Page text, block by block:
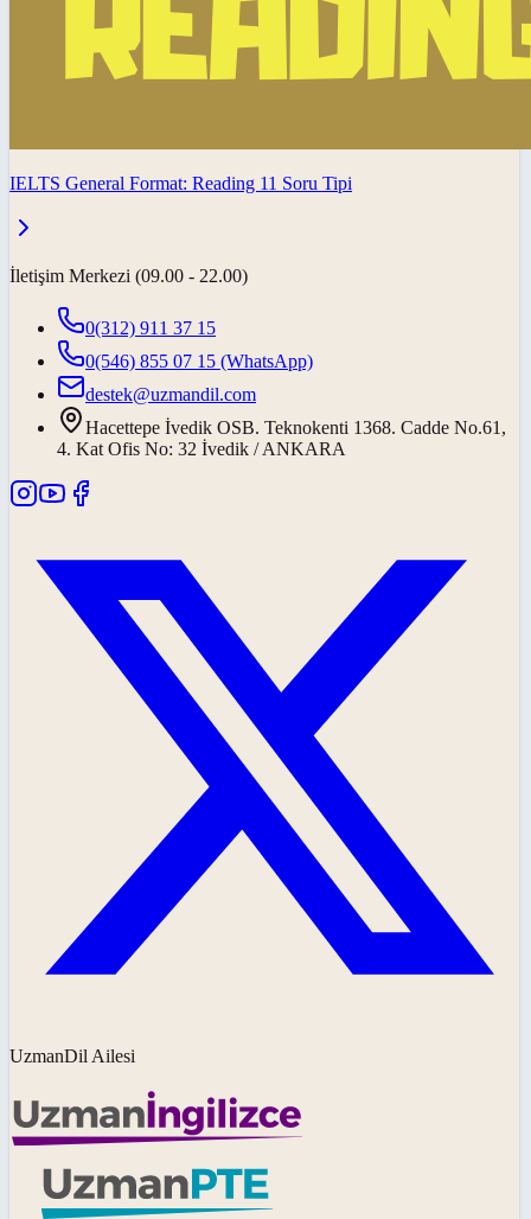
IELTS General Format: Reading 11 Soru Tipi
İletişim Merkezi (09.00 - 22.00)
0(312) 911 37 15
0(546) 855 07 15 (WhatsApp)
destek@uzmandil.com
Hacettepe İvedik OSB. Teknokenti 1368. Cadde No.61,
4. Kat Ofis No: 32 İvedik / ANKARA
UzmanDil Ailesi